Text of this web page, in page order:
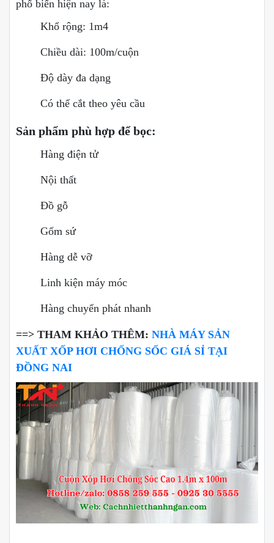
phổ biến hiện nay là:
Khổ rộng: 1m4
Chiều dài: 100m/cuộn
Độ dày đa dạng
Có thể cắt theo yêu cầu
Sản phẩm phù hợp để bọc:
Hàng điện tử
Nội thất
Đồ gỗ
Gốm sứ
Hàng dễ vỡ
Linh kiện máy móc
Hàng chuyển phát nhanh
==> THAM KHẢO THÊM: NHÀ MÁY SẢN
XUẤT XỐP HƠI CHỐNG SỐC GIÁ SỈ TẠI
ĐỒNG NAI